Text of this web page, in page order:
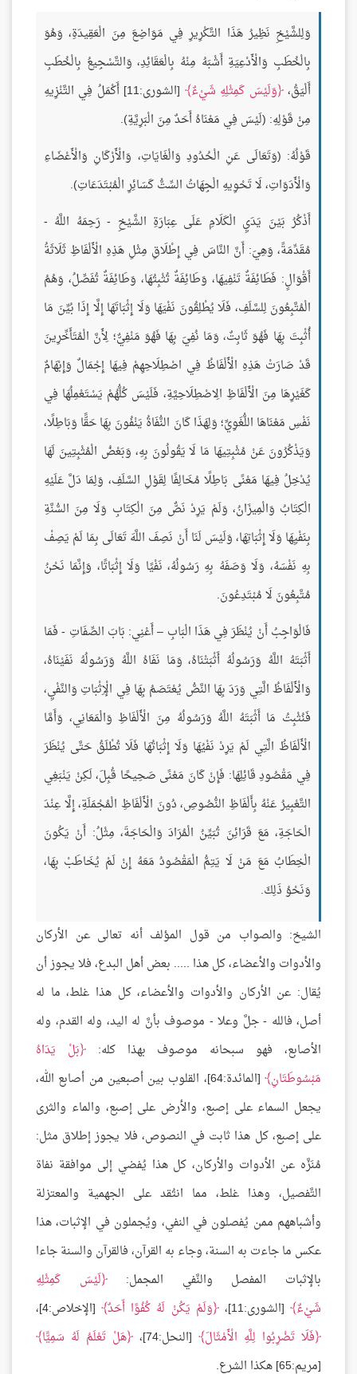
وَلِلشَّيْخِ نَظِيرُ هَذَا التَّكْرِيرِ فِي مَوَاضِعَ مِنَ الْعَقِيدَةِ، وَهُوَ
بِالْخُطَبِ وَالْأَدْعِيَةِ أَشْبَهُ مِنْهُ بِالْعَقَائِدِ، وَالتَّسْجِيعُ بِالْخُطَبِ
أَلْيَقُ، وَلَيْسَ كَمِثْلِهِ شَيْءٌ
[الشورى:11] أَكْمَلُ فِي التَّنْزِيهِ
مِنْ قَوْلِهِ: (لَيْسَ فِي مَعْنَاهُ أَحَدٌ مِنَ الْبَرِيَّةِ).
قَوْلُهُ: (وَتَعَالَى عَنِ الْحُدُودِ وَالْغَايَاتِ، وَالْأَرْكَانِ وَالْأَعْضَاءِ
وَالْأَدَوَاتِ، لَا تَحْوِيهِ الْجِهَاتُ السِّتُّ كَسَائِرِ الْمُبْتَدَعَاتِ).
أَذْكُرُ بَيْنَ يَدَيِ الْكَلَامِ عَلَى عِبَارَةِ الشَّيْخِ - رَحِمَهُ اللَّهُ -
مُقَدِّمَةً، وَهِيَ: أَنَّ النَّاسَ فِي إِطْلَاقِ مِثْلِ هَذِهِ الْأَلْفَاظِ ثَلَاثَةُ
أَقْوَالٍ: فَطَائِفَةٌ تَنْفِيهَا، وَطَائِفَةٌ تُثْبِتُهَا، وَطَائِفَةٌ تُفَصِّلُ، وَهُمُ
الْمُتَّبِعُونَ لِلسَّلَفِ، فَلَا يُطْلِقُونَ نَفْيَهَا وَلَا إِثْبَاتَهَا إِلَّا إِذَا بُيِّنَ مَا
أُثْبِتَ بِهَا فَهُوَ ثَابِتٌ، وَمَا نُفِيَ بِهَا فَهُوَ مَنْفِيٌّ؛ لِأَنَّ الْمُتَأَخِّرِينَ
قَدْ صَارَتْ هَذِهِ الْأَلْفَاظُ فِي اصْطِلَاحِهِمْ فِيهَا إِجْمَالٌ وَإِبْهَامٌ
كَغَيْرِهَا مِنَ الْأَلْفَاظِ الِاصْطِلَاحِيَّةِ، فَلَيْسَ كُلُّهُمْ يَسْتَعْمِلُهَا فِي
نَفْسِ مَعْنَاهَا اللُّغَوِيِّ؛ وَلِهَذَا كَانَ النُّفَاةُ يَنْفُونَ بِهَا حَقًّا وَبَاطِلًا،
وَيَذْكُرُونَ عَنْ مُثْبِتِيهَا مَا لَا يَقُولُونَ بِهِ، وَبَعْضُ الْمُثْبِتِينَ لَهَا
يُدْخِلُ فِيهَا مَعْنًى بَاطِلًا مُخَالِفًا لِقَوْلِ السَّلَفِ، وَلِمَا دَلَّ عَلَيْهِ
الْكِتَابُ وَالْمِيزَانُ، وَلَمْ يَرِدْ نَصٌّ مِنَ الْكِتَابِ وَلَا مِنَ السُّنَّةِ
بِنَفْيِهَا وَلَا إِثْبَاتِهَا، وَلَيْسَ لَنَا أَنْ نَصِفَ اللَّهَ تَعَالَى بِمَا لَمْ يَصِفْ
بِهِ نَفْسَهُ، وَلَا وَصَفَهُ بِهِ رَسُولُهُ، نَفْيًا وَلَا إِثْبَاتًا، وَإِنَّمَا نَحْنُ
مُتَّبِعُونَ لَا مُبْتَدِعُونَ.
فَالْوَاجِبُ أَنْ يُنْظَرَ فِي هَذَا الْبَابِ – أَعْنِي: بَابَ الصِّفَاتِ - فَمَا
أَثْبَتَهُ اللَّهُ وَرَسُولُهُ أَثْبَتْنَاهُ، وَمَا نَفَاهُ اللَّهُ وَرَسُولُهُ نَفَيْنَاهُ،
وَالْأَلْفَاظُ الَّتِي وَرَدَ بِهَا النَّصُّ يُعْتَصَمُ بِهَا فِي الْإِثْبَاتِ وَالنَّفْيِ،
فَنُثْبِتُ مَا أَثْبَتَهُ اللَّهُ وَرَسُولُهُ مِنَ الْأَلْفَاظِ وَالْمَعَانِي، وَأَمَّا
الْأَلْفَاظُ الَّتِي لَمْ يَرِدْ نَفْيُهَا وَلَا إِثْبَاتُهَا فَلَا تُطْلَقُ حَتَّى يُنْظَرَ
فِي مَقْصُودِ قَائِلِهَا: فَإِنْ كَانَ مَعْنًى صَحِيحًا قُبِلَ، لَكِنْ يَنْبَغِي
التَّعْبِيرُ عَنْهُ بِأَلْفَاظِ النُّصُوصِ، دُونَ الْأَلْفَاظِ الْمُجْمَلَةِ، إِلَّا عِنْدَ
الْحَاجَةِ، مَعَ قَرَائِنَ تُبَيِّنُ الْمُرَادَ وَالْحَاجَةَ، مِثْلُ: أَنْ يَكُونَ
الْخِطَابُ مَعَ مَنْ لَا يَتِمُّ الْمَقْصُودُ مَعَهُ إِنْ لَمْ يُخَاطَبْ بِهَا،
وَنَحْوُ ذَلِكَ.
الشيخ: والصواب من قول المؤلف أنه تعالى عن الأركان
والأدوات والأعضاء، كل هذا ..... بعض أهل البدع، فلا يجوز أن
يُقال: عن الأركان والأدوات والأعضاء، كل هذا غلط، ما له
أصل، فالله - جلَّ وعلا - موصوف بأنَّ له اليد، وله القدم، وله
الأصابع، فهو سبحانه موصوف بهذا كله: بَلْ يَدَاهُ
مَبْسُوطَتَانِ
[المائدة:64]، القلوب بين أصبعين من أصابع الله،
يجعل السماء على إصبع، والأرض على إصبع، والماء والثرى
على إصبع، كل هذا ثابت في النصوص، فلا يجوز إطلاق مثل:
مُنَزَّه عن الأدوات والأركان، كل هذا يُفضي إلى موافقة نفاة
التَّفصيل، وهذا غلط، مما انتُقد على الجهمية والمعتزلة
وأشباههم ممن يُفصلون في النفي، ويُجملون في الإثبات، هذا
عكس ما جاءت به السنة، وجاء به القرآن، فالقرآن والسنة جاءا
بالإثبات المفصل والنَّفي المجمل: لَيْسَ كَمِثْلِهِ
شَيْءٌ [الشورى:11]، وَلَمْ يَكُنْ لَهُ كُفُوًا أَحَدٌ [الإخلاص:4]،
فَلَا تَضْرِبُوا لِلَّهِ الْأَمْثَالَ
[النحل:74]،
هَلْ تَعْلَمُ لَهُ سَمِيًّا
[مريم:65] هكذا الشرع.